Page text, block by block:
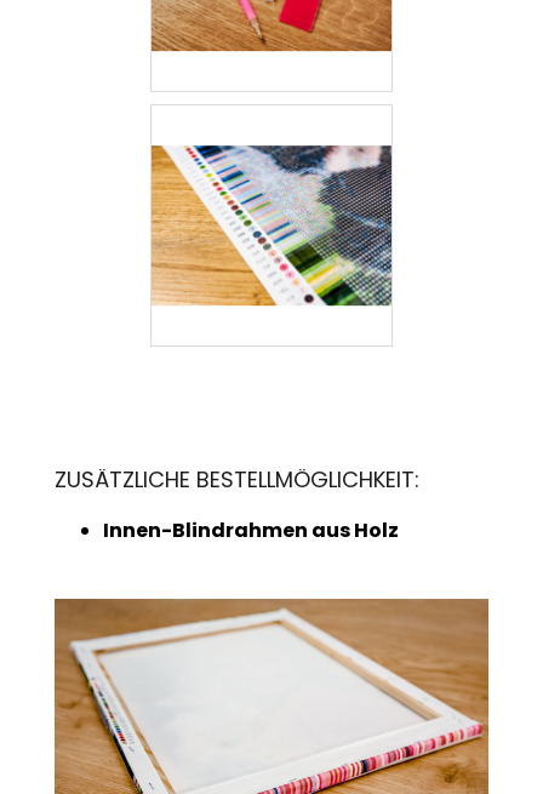
ZUSÄTZLICHE BESTELLMÖGLICHKEIT:
Innen-Blindrahmen aus Holz